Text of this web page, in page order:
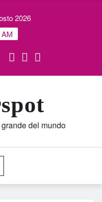
2026
del mundo